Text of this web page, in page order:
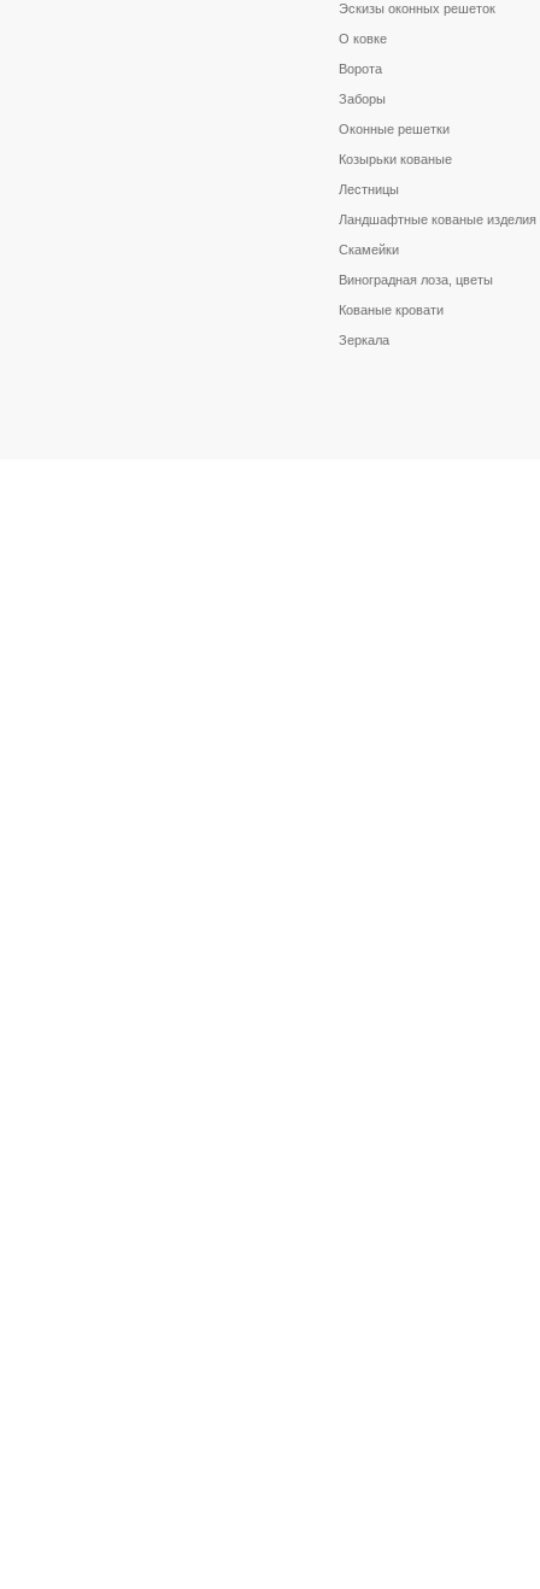
Эскизы оконных решеток
О ковке
Ворота
Заборы
Оконные решетки
Козырьки кованые
Лестницы
Ландшафтные кованые изделия
Скамейки
Виноградная лоза, цветы
Кованые кровати
Зеркала